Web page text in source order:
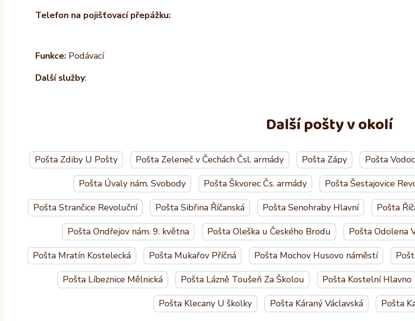
Telefon na pojišťovací přepážku:
Funkce: Podávací
Další služby:
Další pošty v okolí
Pošta Zdiby U Pošty Pošta Zeleneč v Čechách Čsl. armády Pošta Zápy Pošta
Pošta Úvaly nám. Svobody Pošta Škvorec Čs. armády Pošta Šestajovice
Pošta Strančice Revoluční Pošta Sibřina Říčanská Pošta Senohraby Hlavní Pošta
Pošta Ondřejov nám. 9. května Pošta Oleška u Českého Brodu Pošta Odolena
Pošta Mratín Kostelecká Pošta Mukařov Příčná Pošta Mochov Husovo náměstí
Pošta Líbeznice Mělnická Pošta Lázně Toušeň Za Školou Pošta Kostelní Hlavno
Pošta Klecany U školky Pošta Káraný Václavská Pošta